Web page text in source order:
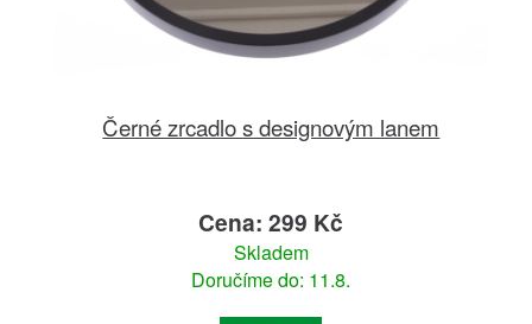
Černé zrcadlo s designovým lanem
Cena: 299 Kč
Skladem
Doručíme do: 11.8.